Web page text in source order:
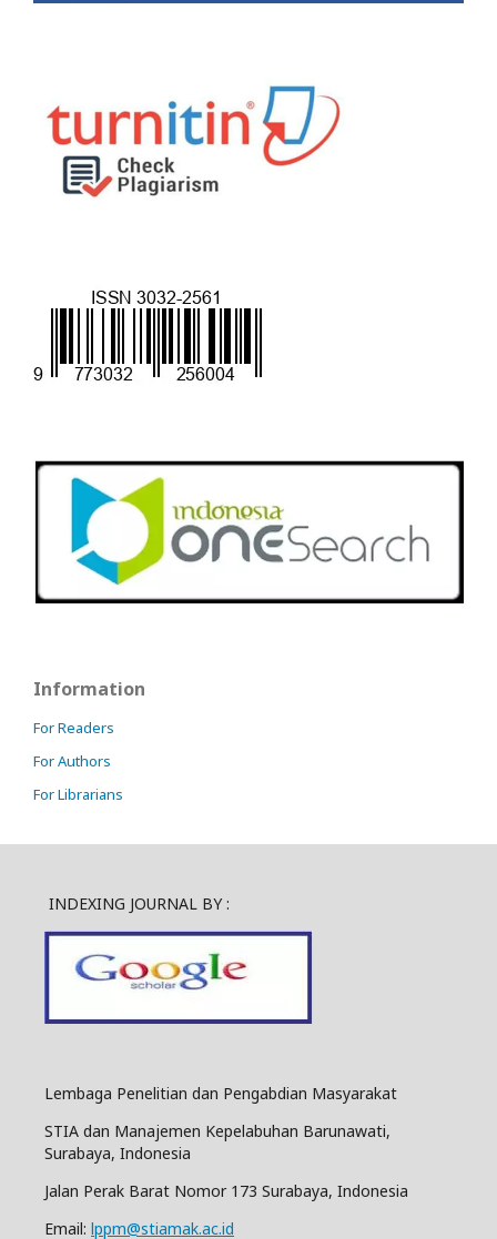
Information
For Readers
For Authors
For Librarians
INDEXING JOURNAL BY :
Lembaga Penelitian dan Pengabdian Masyarakat
STIA dan Manajemen Kepelabuhan Barunawati,
Surabaya, Indonesia
Jalan Perak Barat Nomor 173 Surabaya, Indonesia
Email: lppm@stiamak.ac.id